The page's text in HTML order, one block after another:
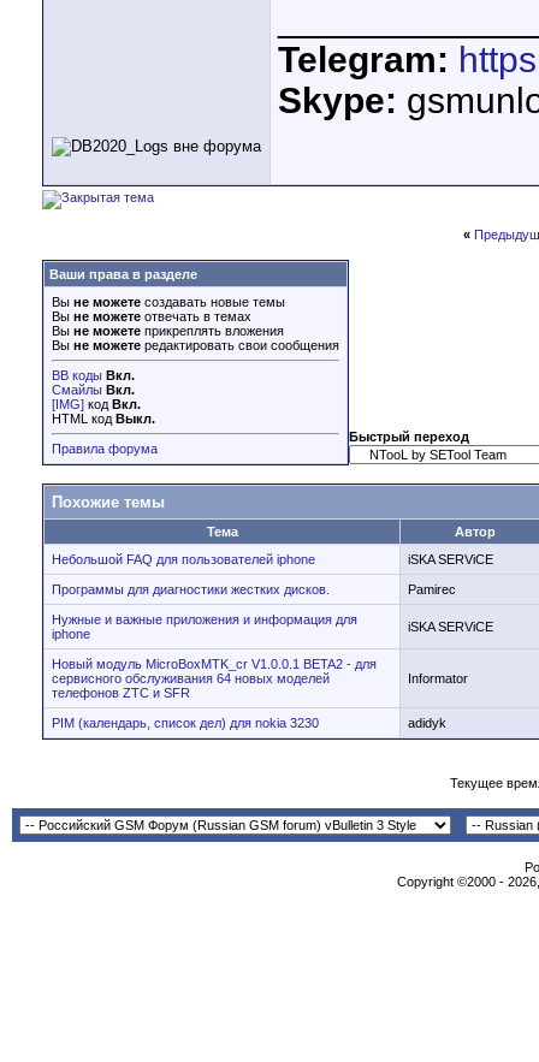
Telegram:
Skype:
«
Ваши права в разделе
Вы не можете создавать новые темы
Вы не можете отвечать в темах
Вы не можете прикреплять вложения
Вы не можете редактировать свои сообщения
BB коды Вкл.
Смайлы Вкл.
[IMG] код Вкл.
HTML код Выкл.
Правила форума
Быстрый переход
Похожие темы
Тема
Автор
Небольшой FAQ для пользователей iphone
iSKA SERViCE
Программы для диагностики жестких дисков. Pamirec
Нужные и важные приложения и информация для
iphone
iSKA SERViCE
Новый модуль MicroBoxMTK_cr V1.0.0.1 BETA2 - для
сервисного обслуживания 64 новых моделей
телефонов ZTC и SFR
Informator
PIM (календарь, список дел) для nokia 3230 adidyk
Текущее
Copyright ©2000 -